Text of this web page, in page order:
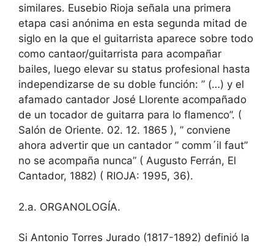
similares. Eusebio Rioja señala una primera
etapa casi anónima en esta segunda mitad de
siglo en la que el guitarrista aparece sobre todo
como cantaor/guitarrista para acompañar
bailes, luego elevar su status profesional hasta
independizarse de su doble función: ” (…) y el
afamado cantador José Llorente acompañado
de un tocador de guitarra para lo flamenco”. (
Salón de Oriente. 02. 12. 1865 ), ” conviene
ahora advertir que un cantador ” comm´il faut”
no se acompaña nunca” ( Augusto Ferrán, El
Cantador, 1882) ( RIOJA: 1995, 36).
2.a. ORGANOLOGÍA.
Si Antonio Torres Jurado (1817-1892) definió la